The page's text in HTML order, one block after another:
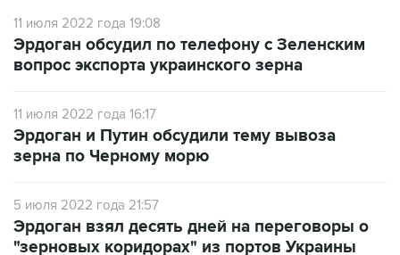
11 июля 2022 года 19:08
Эрдоган обсудил по телефону с Зеленским
вопрос экспорта украинского зерна
11 июля 2022 года 16:17
Эрдоган и Путин обсудили тему вывоза
зерна по Черному морю
5 июля 2022 года 21:57
Эрдоган взял десять дней на переговоры о
"зерновых коридорах" из портов Украины